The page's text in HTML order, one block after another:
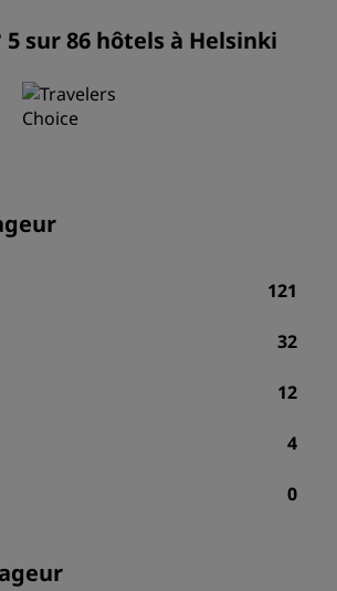
5 sur 86 hôtels à Helsinki
121
32
12
4
0